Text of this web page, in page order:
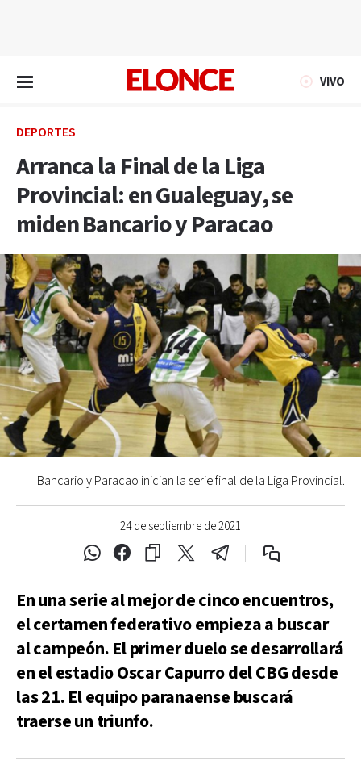
VIVO
DEPORTES
Arranca la Final de la Liga
Provincial: en Gualeguay, se
miden Bancario y Paracao
24 de septiembre de 2021
Bancario y Paracao inician la serie final de la Liga Provincial.
En una serie al mejor de cinco encuentros,
el certamen federativo empieza a buscar
al campeón. El primer duelo se desarrollará
en el estadio Oscar Capurro del CBG desde
las 21. El equipo paranaense buscará
traerse un triunfo.